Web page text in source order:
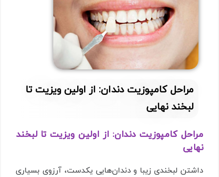
مراحل کامپوزیت دندان: از اولین ویزیت تا
لبخند نهایی
مراحل کامپوزیت دندان: از اولین ویزیت تا لبخند
نهایی
داشتن لبخندی زیبا و دندان‌هایی یکدست، آرزوی بسیاری